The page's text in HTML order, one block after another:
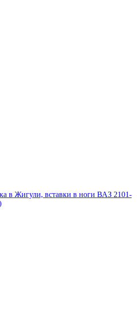
в Жигули, вставки в ноги ВАЗ 2101-